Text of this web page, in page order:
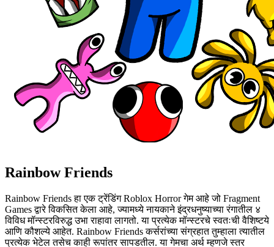
Rainbow Friends
Rainbow Friends हा एक ट्रेंडिंग Roblox Horror गेम आहे जो Fragment
Games द्वारे विकसित केला आहे, ज्यामध्ये नायकाने इंद्रधनुष्याच्या रंगातील ४
विविध मॉन्स्टरविरुद्ध उभा राहावा लागतो. या प्रत्येक मॉन्स्टरचे स्वतःची वैशिष्टये
आणि कौशल्ये आहेत. Rainbow Friends कर्सरांच्या संग्रहात तुम्हाला त्यातील
प्रत्येक भेटेल तसेच काही रूपांतर सापडतील. या गेमचा अर्थ म्हणजे स्तर